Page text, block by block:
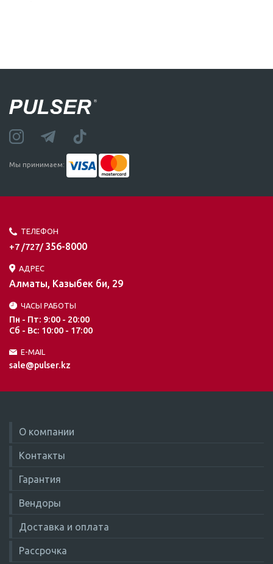
Мы принимаем:
ТЕЛЕФОН
+7 /727/ 356-8000
АДРЕС
Алматы, Казыбек би, 29
ЧАСЫ РАБОТЫ
Пн - Пт: 9:00 - 20:00
Сб - Вс: 10:00 - 17:00
E-MAIL
sale@pulser.kz
О компании
Контакты
Гарантия
Вендоры
Доставка и оплата
Рассрочка